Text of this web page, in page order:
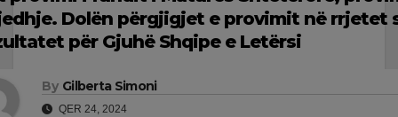
Dolën përgjigjet e provimit në rrjetet
për Gjuhë Shqipe e Letërsi
By Gilberta Simoni
QER 24, 2024